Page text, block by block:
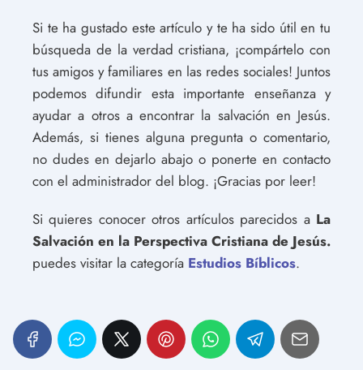
Si te ha gustado este artículo y te ha sido útil en tu
búsqueda de la verdad cristiana, ¡compártelo con
tus amigos y familiares en las redes sociales! Juntos
podemos difundir esta importante enseñanza y
ayudar a otros a encontrar la salvación en Jesús.
Además, si tienes alguna pregunta o comentario,
no dudes en dejarlo abajo o ponerte en contacto
con el administrador del blog. ¡Gracias por leer!
Si quieres conocer otros artículos parecidos a La
Salvación en la Perspectiva Cristiana de Jesús.
puedes visitar la categoría Estudios Bíblicos.